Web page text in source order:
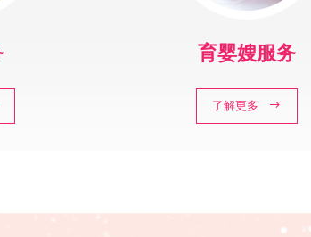
育婴嫂服务
了解更多